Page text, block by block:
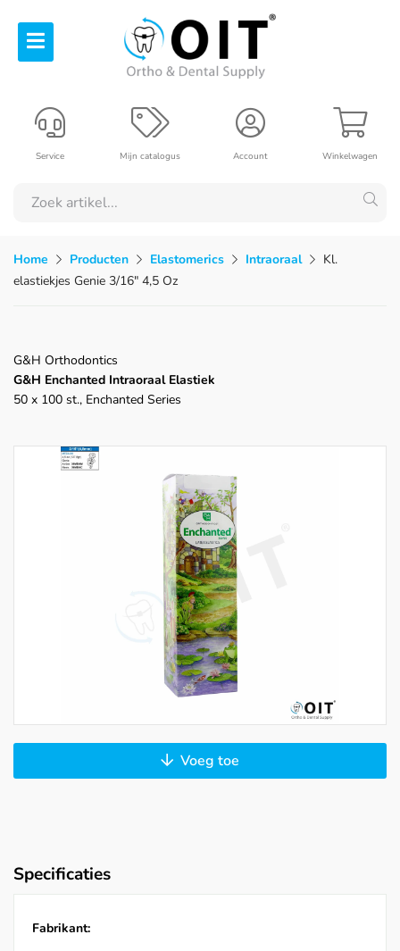
Winkelwagen
Account
Mijn catalogus
Service
Home Producten Elastomerics Intraoraal
Kl.
elastiekjes Genie 3/16" 4,5 Oz
G&H Orthodontics
G&H Enchanted Intraoraal Elastiek
50 x 100 st., Enchanted Series
Voeg toe
Specificaties
Fabrikant: